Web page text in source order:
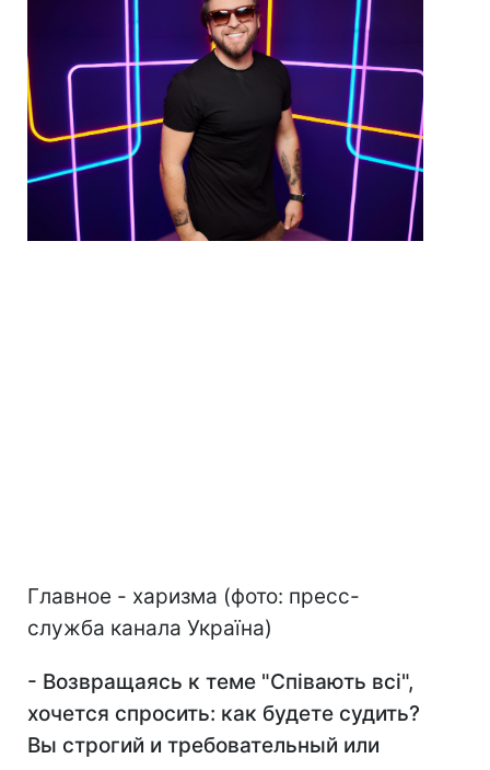
Главное - харизма (фото: пресс-
служба канала Україна)
- Возвращаясь к теме "Співають всі",
хочется спросить: как будете судить?
Вы строгий и требовательный или